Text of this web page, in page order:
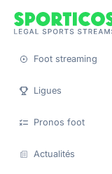
Foot streaming
Ligues
Pronos foot
Actualités